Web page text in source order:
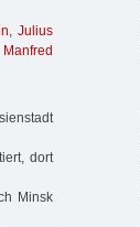
,Julius
Manfred
dort
Minsk